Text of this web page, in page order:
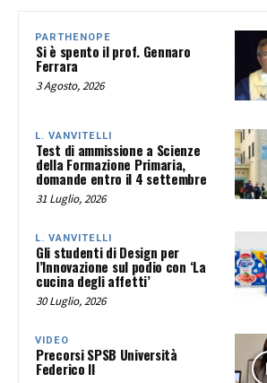
PARTHENOPE
Si è spento il prof. Gennaro
Ferrara
3 Agosto, 2026
L. VANVITELLI
Test di ammissione a Scienze
della Formazione Primaria,
domande entro il 4 settembre
31 Luglio, 2026
L. VANVITELLI
Gli studenti di Design per
l’Innovazione sul podio con ‘La
cucina degli affetti’
30 Luglio, 2026
VIDEO
Precorsi SPSB Università
Federico II